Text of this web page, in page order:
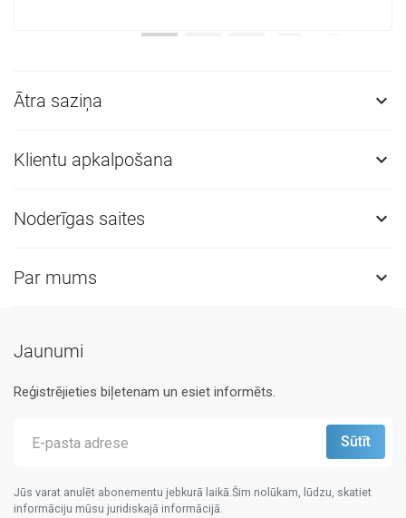
Ātra saziņa 
Klientu apkalpošana 
Noderīgas saites 
Par mums 
Jaunumi
Reģistrējieties biļetenam un esiet informēts.
Jūs varat anulēt abonementu jebkurā laikā.Šim nolūkam, lūdzu, skatiet
informāciju mūsu juridiskajā informācijā.